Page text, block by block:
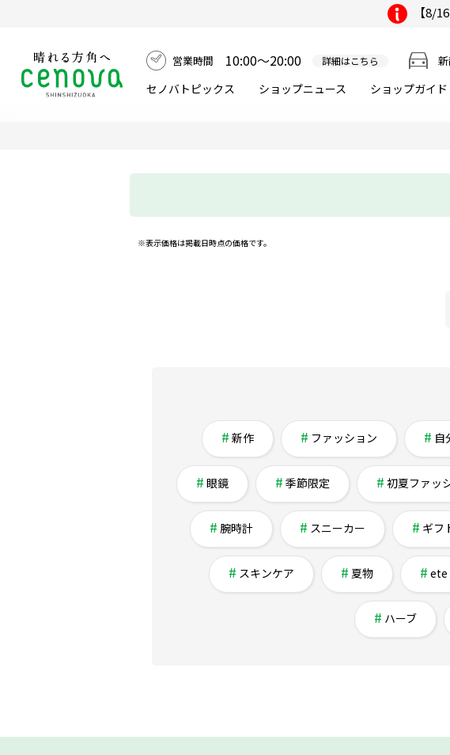
【8/
営業時間 10:00～20:00 詳細はこちら
セノバトピックス ショップニュース ショップガイド
※表示価格は掲載日時点の価格です。
新作 ファッション 自
眼鏡 季節限定 初夏ファッ
腕時計 スニーカー ギフ
スキンケア 夏物 ete
ハーブ